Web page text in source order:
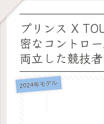
プリンス X
密なコントロ
両立した競技
2024年モデル